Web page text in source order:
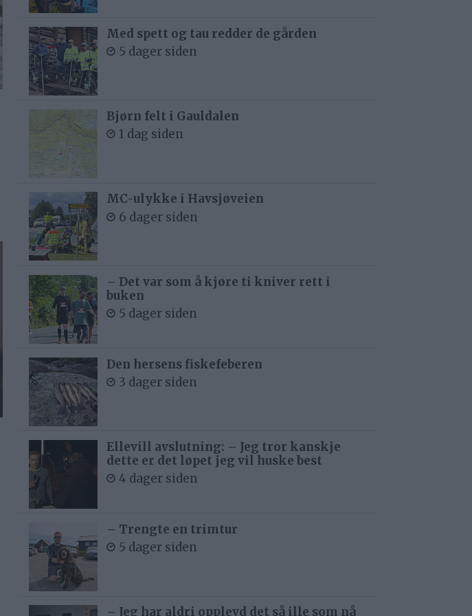
Med spett og tau redder de gården
5 dager siden
Bjørn felt i Gauldalen
1 dag siden
MC-ulykke i Havsjøveien
6 dager siden
– Det var som å kjøre ti kniver rett i
buken
5 dager siden
Den hersens fiskefeberen
3 dager siden
Ellevill avslutning: – Jeg tror kanskje
dette er det løpet jeg vil huske best
4 dager siden
– Trengte en trimtur
5 dager siden
– Jeg har aldri opplevd det så ille som nå